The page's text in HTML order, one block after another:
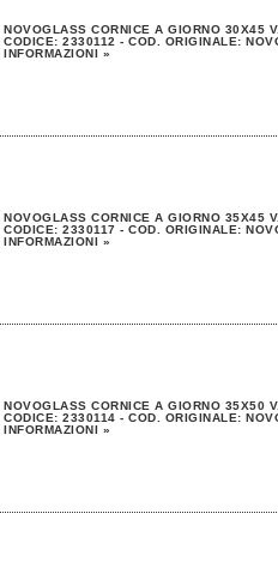
NOVOGLASS CORNICE A GIORNO 30X45
CODICE: 2330112 - COD. ORIGINALE:
INFORMAZIONI »
NOVOGLASS CORNICE A GIORNO 35X45
CODICE: 2330117 - COD. ORIGINALE:
INFORMAZIONI »
NOVOGLASS CORNICE A GIORNO 35X50
CODICE: 2330114 - COD. ORIGINALE:
INFORMAZIONI »